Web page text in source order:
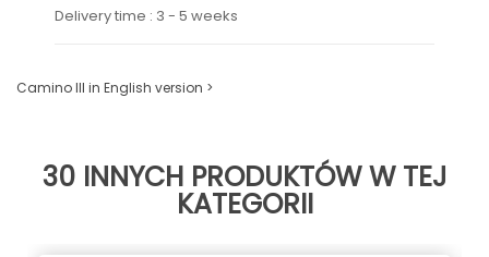
Delivery time : 3 - 5 weeks
Camino III in English version >
30 INNYCH PRODUKTÓW W TEJ
KATEGORII